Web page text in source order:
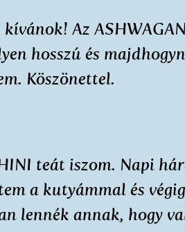
kívánok! Az
hosszú és
Köszönettel.
teát iszom. Napi
a kutyámmal és
lennék annak, hogy